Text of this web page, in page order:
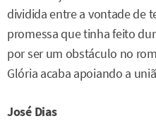
dividida entre a vontade de
promessa que tinha feito
por ser um obstáculo no
Glória acaba apoiando a
José Dias